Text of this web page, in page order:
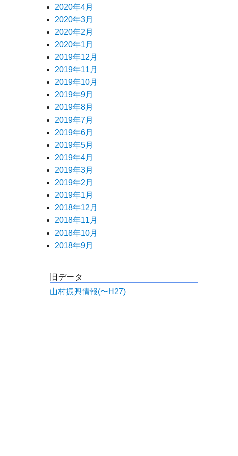
2020年4月
2020年3月
2020年2月
2020年1月
2019年12月
2019年11月
2019年10月
2019年9月
2019年8月
2019年7月
2019年6月
2019年5月
2019年4月
2019年3月
2019年2月
2019年1月
2018年12月
2018年11月
2018年10月
2018年9月
旧データ
山村振興情報(〜H27)